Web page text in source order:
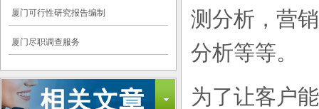
厦门可行性研究报告编制
厦门尽职调查服务
测分析，营
分析等等。
为了让客户